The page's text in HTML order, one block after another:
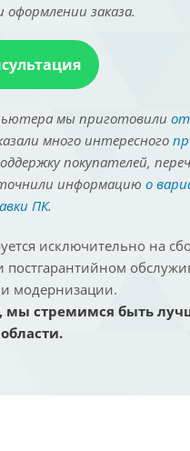
заказа.
мы приготовили
много интересного
покупателей,
информацию о
ПК.
исключительно на
модернизации.
мы стремимся быть